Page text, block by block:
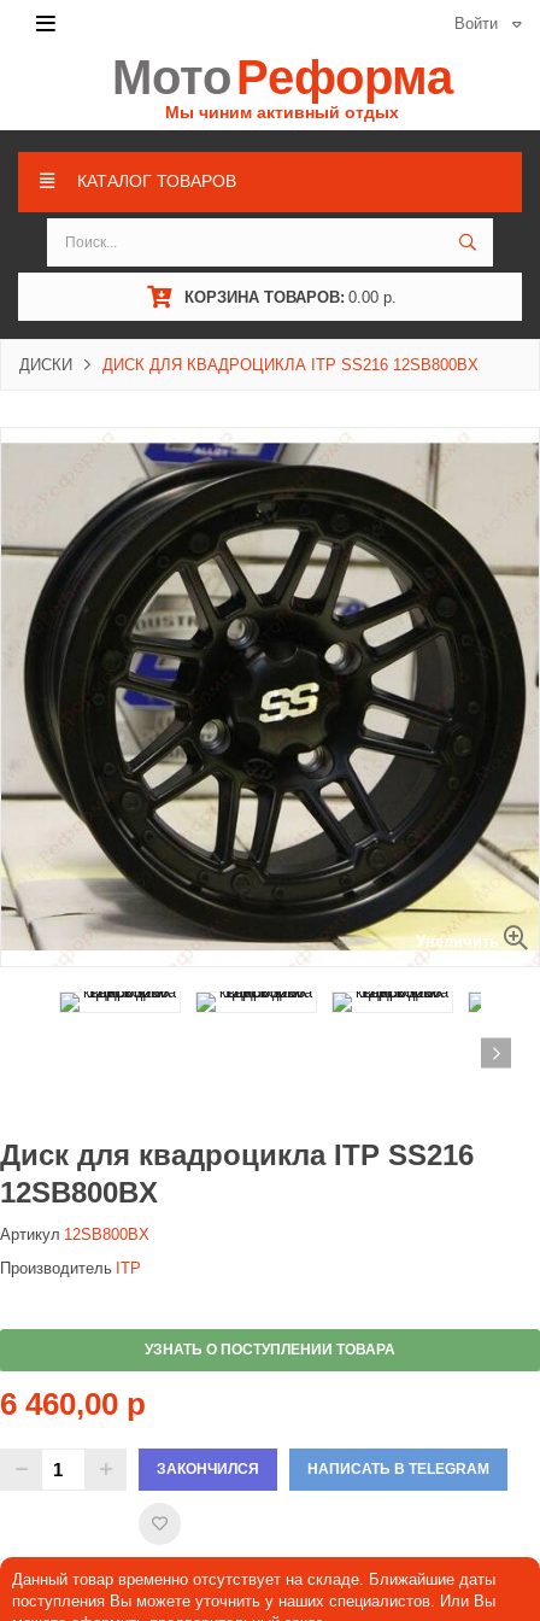
Войти
МотоРеформа
Мы чиним активный отдых
КАТАЛОГ ТОВАРОВ
КОРЗИНА ТОВАРОВ: 0.00 р.
ДИСКИ ДИСК ДЛЯ КВАДРОЦИКЛА ITP SS216 12SB800BX
Увеличить
Диск для квадроцикла ITP SS216
12SB800BX
Артикул 12SB800BX
Производитель ITP
УЗНАТЬ О ПОСТУПЛЕНИИ ТОВАРА
6 460,00 р
ЗАКОНЧИЛСЯ НАПИСАТЬ В TELEGRAM
Данный товар временно отсутствует на складе. Ближайшие даты
поступления Вы можете уточнить у наших специалистов. Или Вы